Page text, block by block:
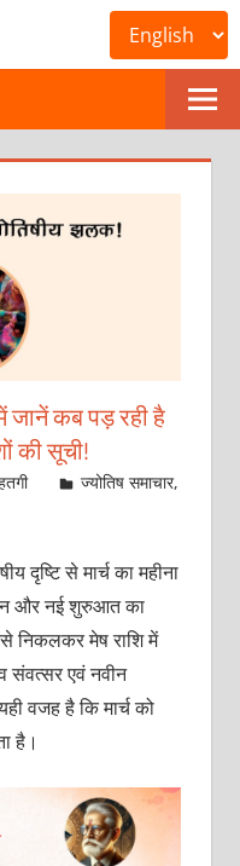
जानें कब पड़ रही है
की सूची!
ज्योतिष समाचार,
दृष्टि से मार्च का महीना
और नई शुरुआत का
निकलकर मेष राशि में
संवत्‍सर एवं नवीन
वजह है कि मार्च को
है।